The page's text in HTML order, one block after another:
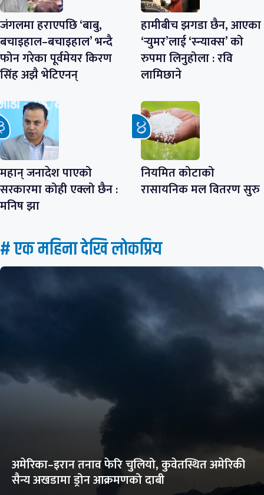
जंगलमा हराएपछि ‘बाबु,
बचाइहाल–बचाइहाल’ भन्दै
फोन गरेका पूर्वमेयर किरण
सिंह अझै भेटिएनन्
हामीबीच झगडा छैन, आएका
‘र्‍युमर’लाई ‘स्न्याक्स’ को
रुपमा लिनुहोला : रवि
लामिछाने
महान् जनादेश पाएको
सरकारमा कोही एक्लो छैन :
मनिष झा
नियमित कोटाको
रासायनिक मल वितरण सुरु
# एक महिना देखि लाेकप्रिय
अमेरिका–इरान तनाव फेरि चुलियो, कुवेतस्थित अमेरिकी
सैन्य अखडामा ड्रोन आक्रमणको दाबी